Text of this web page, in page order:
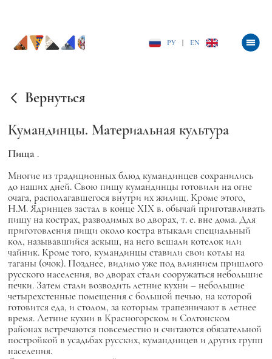
РУ EN
Вернуться
Кумандинцы. Материальная культура
Пища .
Многие из традиционных блюд кумандинцев сохранились
до наших дней. Свою пищу кумандинцы готовили на огне
очага, располагавшегося внутри их жилищ. Кроме этого,
Н.М. Ядринцев застал в конце XIX в. обычай приготавливать
пищу на кострах, разводимых во дворах, т. е. вне дома. Для
приготовления пищи около костра втыкали специальный
кол, называвшийся аскыш, на него вешали котелок или
чайник. Кроме того, кумандинцы ставили свои котлы на
таганы (очок). Позднее, видимо уже под влиянием пришлого
русского населения, во дворах стали сооружаться небольшие
печки. Затем стали возводить летние кухни – небольшие
четырехстенные помещения с большой печью, на которой
готовится еда, и столом, за которым трапезничают в летнее
время. Летние кухни в Красногорском и Солтонском
районах встречаются повсеместно и считаются обязательной
постройкой в усадьбах русских, кумандинцев и других групп
населения.